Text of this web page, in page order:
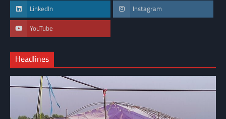
LinkedIn Instagram
YouTube
Headlines